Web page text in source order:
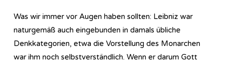
Was wir immer vor Augen haben sollten: Leibniz war
naturgemäß auch eingebunden in damals übliche
Denkkategorien, etwa die Vorstellung des Monarchen
war ihm noch selbstverständlich. Wenn er darum Gott